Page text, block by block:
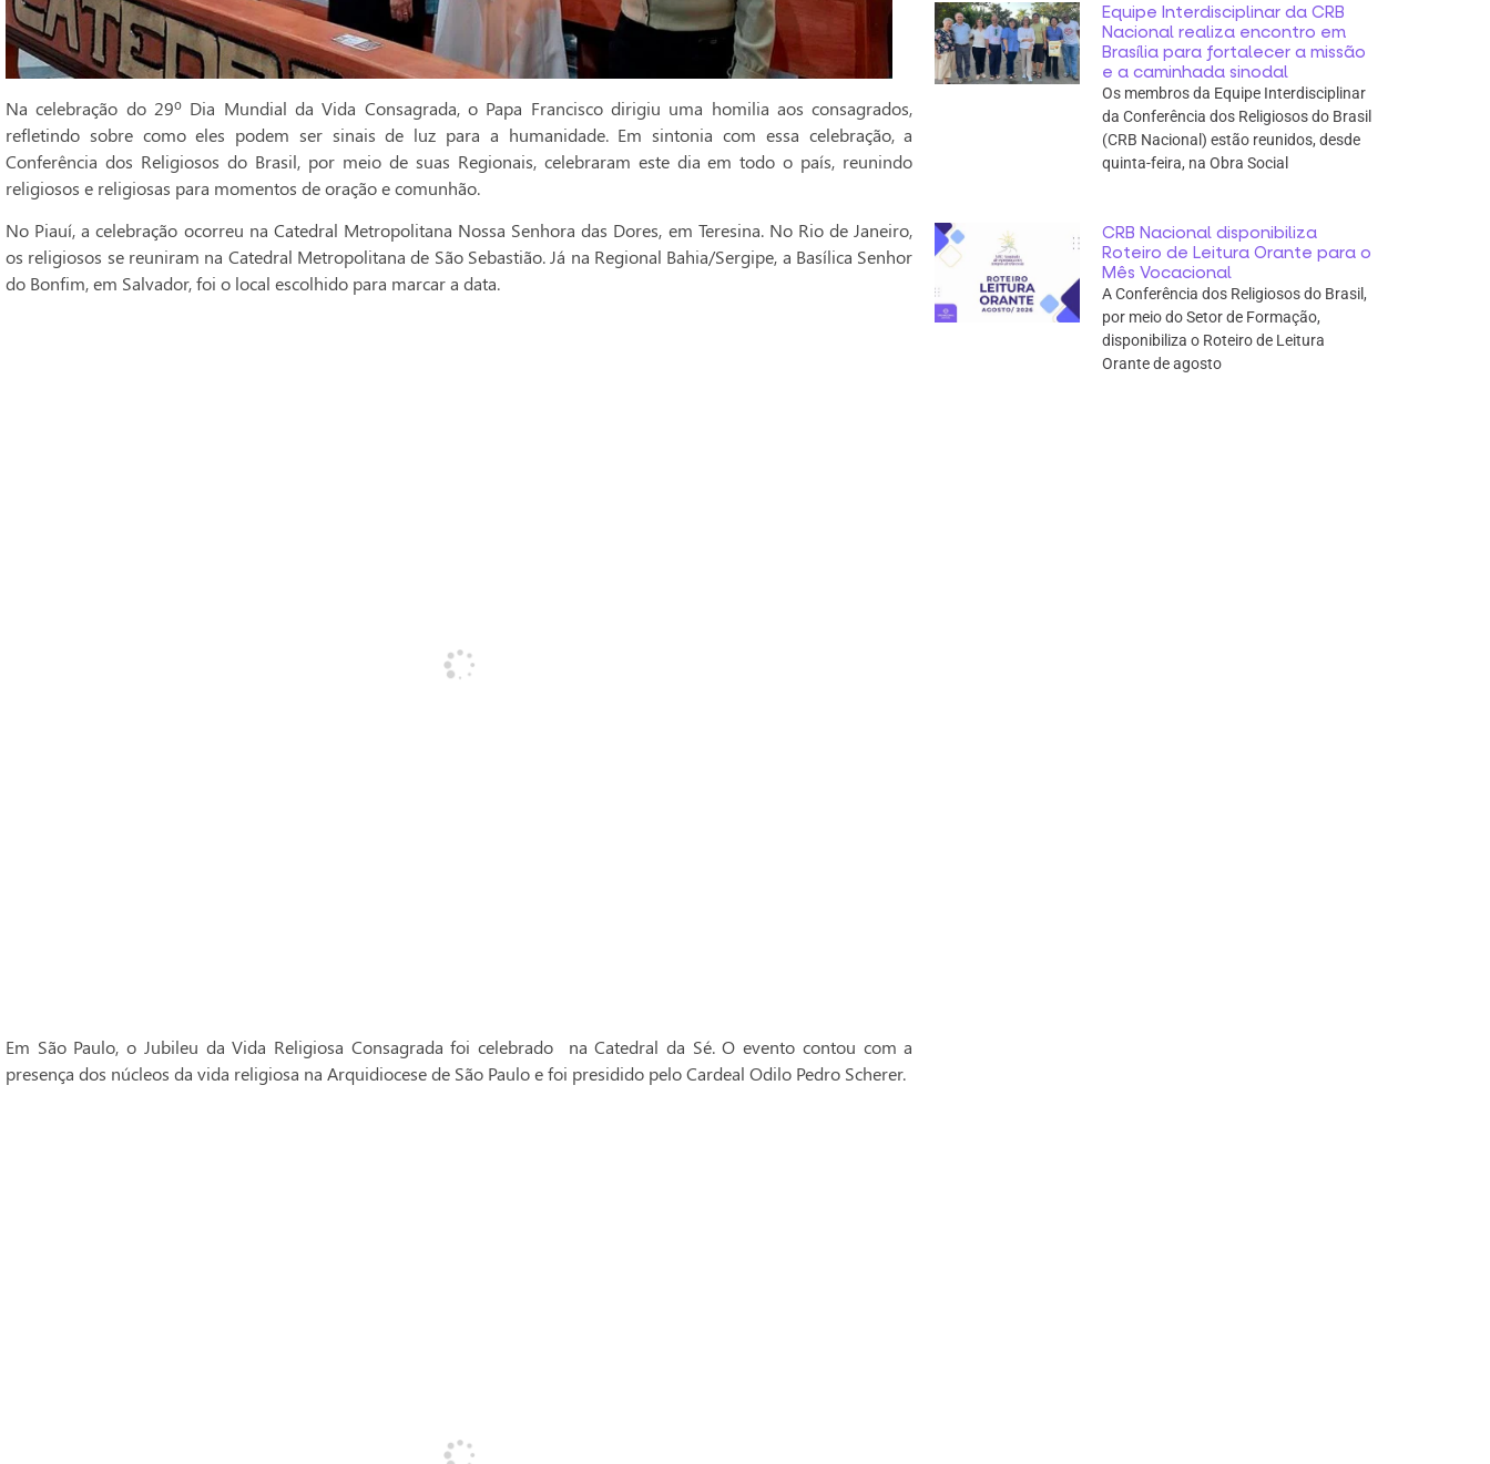
Na celebração do 29º Dia Mundial da Vida Consagrada, o Papa Francisco dirigiu uma homilia aos consagrados,
refletindo sobre como eles podem ser sinais de luz para a humanidade. Em sintonia com essa celebração, a
Conferência dos Religiosos do Brasil, por meio de suas Regionais, celebraram este dia em todo o país, reunindo
religiosos e religiosas para momentos de oração e comunhão.
No Piauí, a celebração ocorreu na Catedral Metropolitana Nossa Senhora das Dores, em Teresina. No Rio de Janeiro,
os religiosos se reuniram na Catedral Metropolitana de São Sebastião. Já na Regional Bahia/Sergipe, a Basílica Senhor
do Bonfim, em Salvador, foi o local escolhido para marcar a data.
Em São Paulo, o Jubileu da Vida Religiosa Consagrada foi celebrado na Catedral da Sé. O evento contou com a
presença dos núcleos da vida religiosa na Arquidiocese de São Paulo e foi presidido pelo Cardeal Odilo Pedro Scherer.
Equipe Interdisciplinar da CRB
Nacional realiza encontro em
Brasília para fortalecer a missão
e a caminhada sinodal
Os membros da Equipe Interdisciplinar
da Conferência dos Religiosos do Brasil
(CRB Nacional) estão reunidos, desde
quinta-feira, na Obra Social
CRB Nacional disponibiliza
Roteiro de Leitura Orante para o
Mês Vocacional
A Conferência dos Religiosos do Brasil,
por meio do Setor de Formação,
disponibiliza o Roteiro de Leitura
Orante de agosto